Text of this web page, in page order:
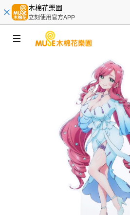
木棉花樂園
立刻使用官方APP